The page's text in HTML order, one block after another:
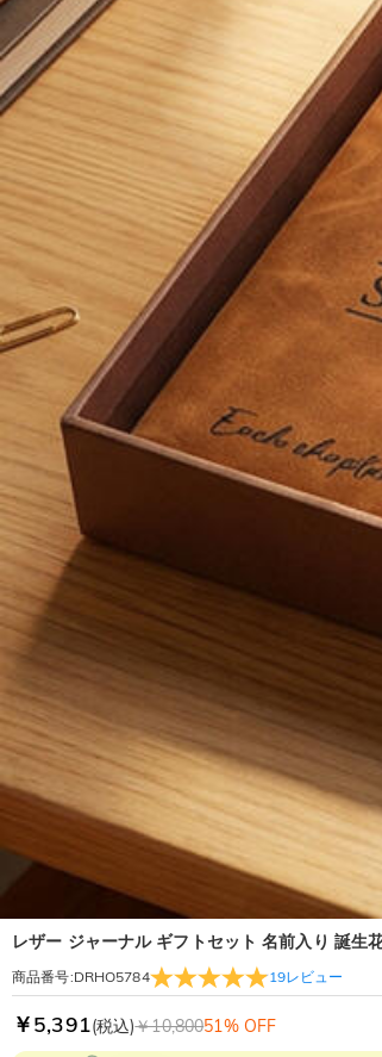
レザー ジャーナル ギフトセット 名前入り 誕生
商品番号:DRHO5784 19レビュー
￥5,391(税込)￥10,80051% OFF